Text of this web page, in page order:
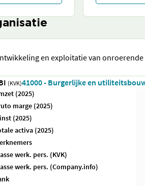
en exploitatie van onroerende
(KVK)41000 - Burgerlijke en
(2025)
marge (2025)
(2025)
activa (2025)
werk. pers. (KVK)
werk. pers. (Company.info)